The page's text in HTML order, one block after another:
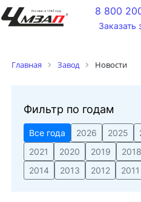
8 800
Заказать
Главная Завод Новости
Фильтр по годам
Все года 2026 2025
2021
2020 2019 2018
2014
2013 2012 2011